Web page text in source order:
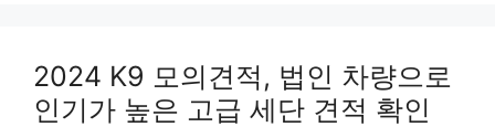
2024 K9 모의견적, 법인 차량으로
인기가 높은 고급 세단 견적 확인